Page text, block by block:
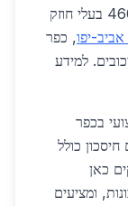
גדולות. ספקים משתמשים בפלדה 355 ו-460 בעלי חוזק
יפו, כפר
למידע
בכפר
בשנת 2026, עם חיסכון כולל
כאן
ומציעים